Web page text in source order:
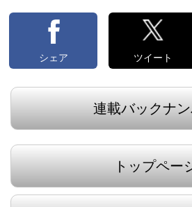
シェア ツイート
連載バックナ
トップペー